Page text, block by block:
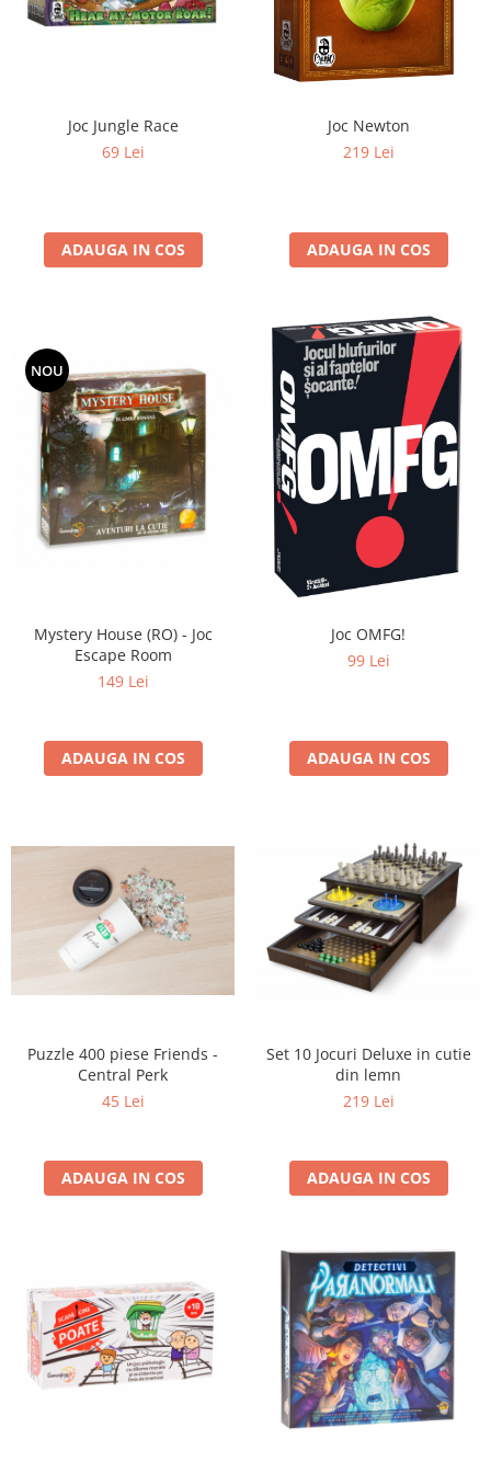
Joc Jungle Race
69 Lei
ADAUGA IN COS
Joc Newton
219 Lei
ADAUGA IN COS
NOU
Mystery House (RO) - Joc
Escape Room
149 Lei
ADAUGA IN COS
Joc OMFG!
99 Lei
ADAUGA IN COS
Puzzle 400 piese Friends -
Central Perk
45 Lei
ADAUGA IN COS
Set 10 Jocuri Deluxe in cutie
din lemn
219 Lei
ADAUGA IN COS